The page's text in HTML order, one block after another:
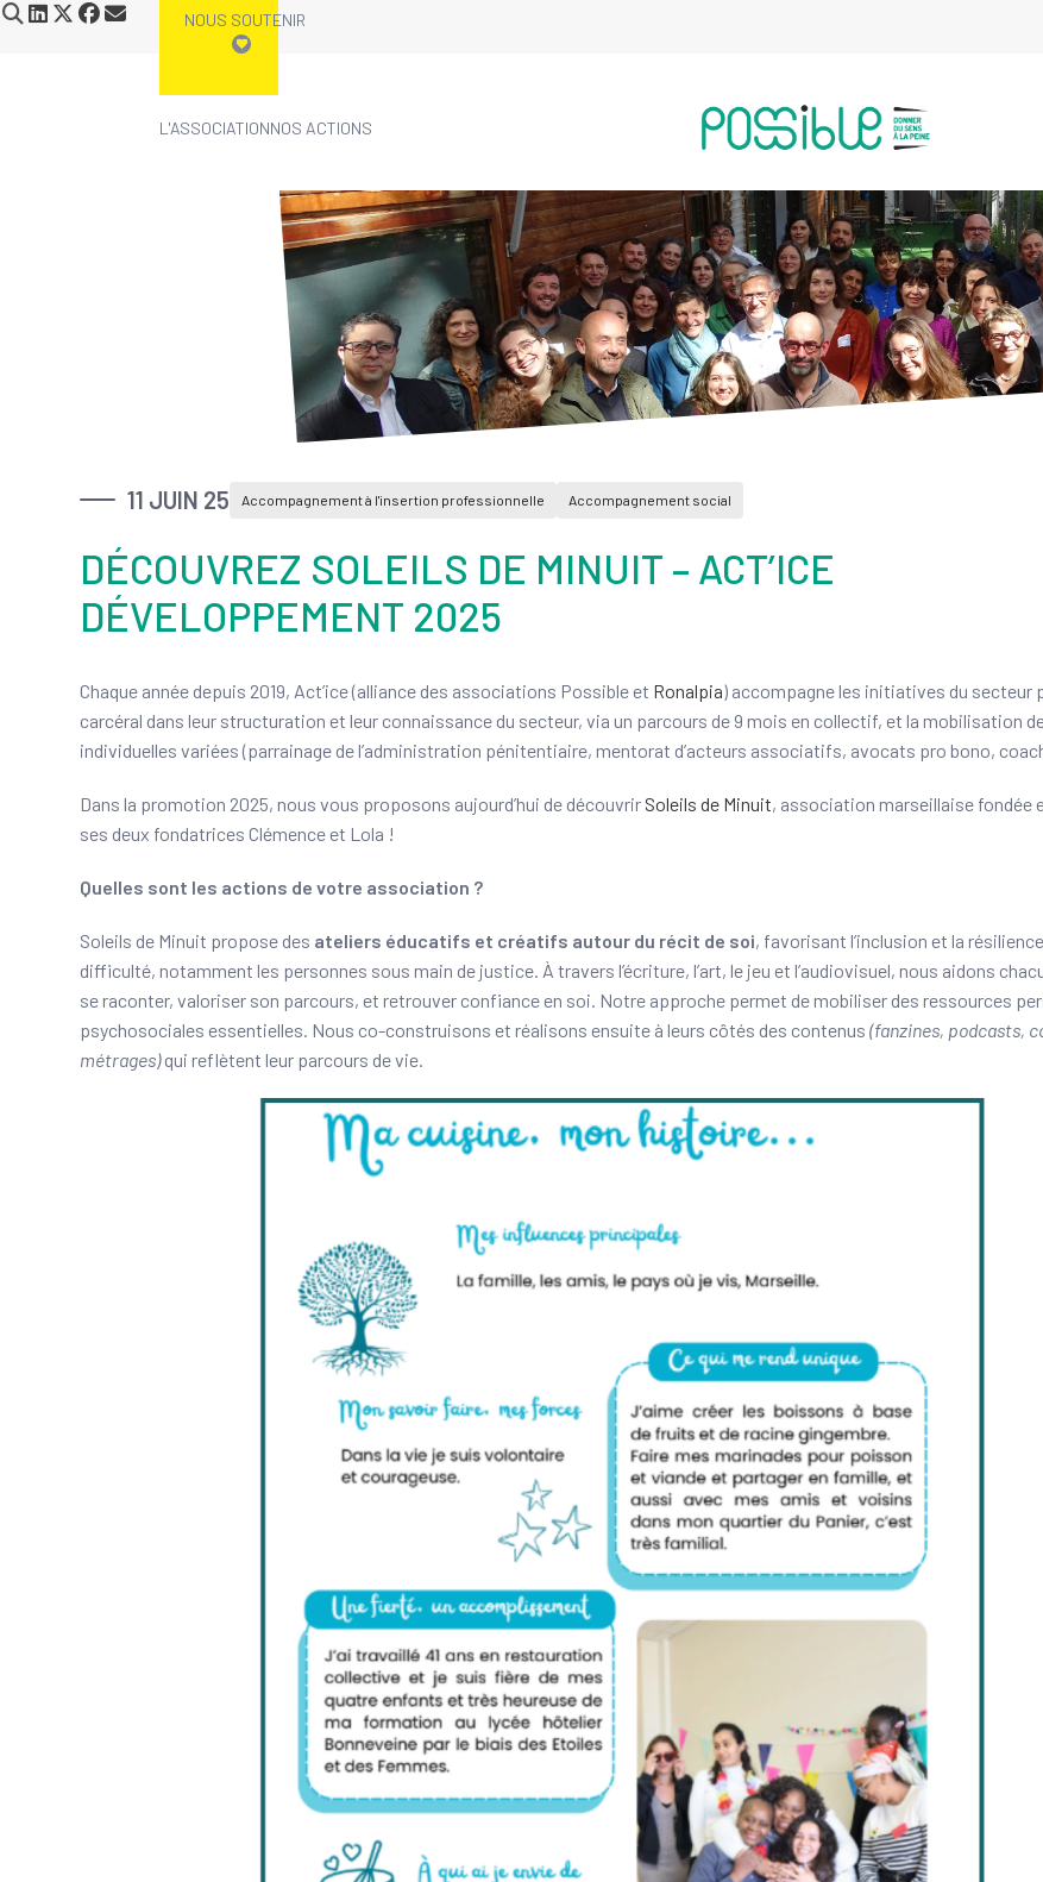
NOUS SOUTENIR
L'ASSOCIATIONNOS ACTIONS
11 JUIN 25 Accompagnement à l'insertion professionnelle Accompagnement social
DÉCOUVREZ SOLEILS DE MINUIT – ACT’ICE
DÉVELOPPEMENT 2025
Chaque année depuis 2019, Act’ice (alliance des associations Possible et Ronalpia) accompagne les initiatives du secteur
carcéral dans leur structuration et leur connaissance du secteur, via un parcours de 9 mois en collectif, et la mobilisation
individuelles variées (parrainage de l’administration pénitentiaire, mentorat d’acteurs associatifs, avocats pro bono,
Dans la promotion 2025, nous vous proposons aujourd’hui de découvrir Soleils de Minuit, association marseillaise fondée
ses deux fondatrices Clémence et Lola !
Quelles sont les actions de votre association ?
Soleils de Minuit propose des ateliers éducatifs et créatifs autour du récit de soi, favorisant l’inclusion et la
difficulté, notamment les personnes sous main de justice. À travers l’écriture, l’art, le jeu et l’audiovisuel, nous aidons
se raconter, valoriser son parcours, et retrouver confiance en soi. Notre approche permet de mobiliser des ressources
psychosociales essentielles. Nous co-construisons et réalisons ensuite à leurs côtés des contenus(fanzines, podcasts,
métrages)qui reflètent leur parcours de vie.